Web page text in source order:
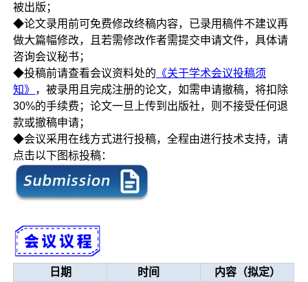
被出版；
◆论文录用前可免费修改终稿内容，已录用稿件不建议再
做大篇幅修改，且若需修改作者需提交申请文件，具体请
咨询会议秘书；
◆投稿前请查看会议资料处的 《关于学术会议投稿须
知》 ，被录用且完成注册的论文，如需申请撤稿，将扣除
30%的手续费；论文一旦上传到出版社，则不接受任何退
款或撤稿申请；
◆会议采用在线方式进行投稿，全程由进行技术支持，请
点击以下图标投稿：
日期 时间
内容（拟定）